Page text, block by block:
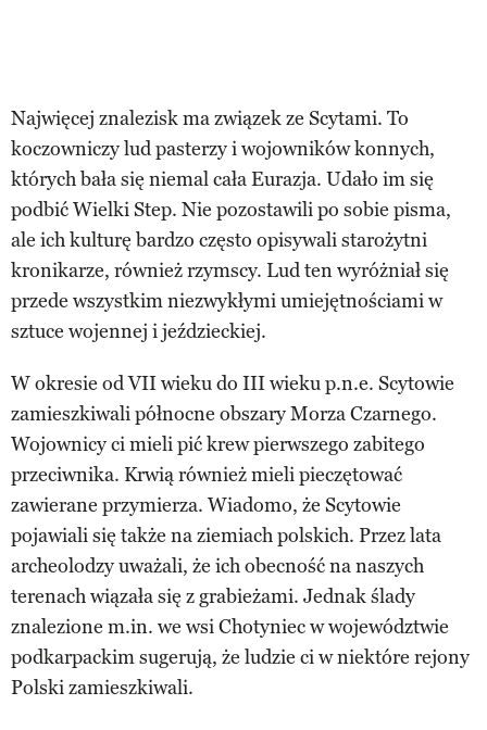
Najwięcej znalezisk ma związek ze Scytami. To
koczowniczy lud pasterzy i wojowników konnych,
których bała się niemal cała Eurazja. Udało im się
podbić Wielki Step. Nie pozostawili po sobie pisma,
ale ich kulturę bardzo często opisywali starożytni
kronikarze, również rzymscy. Lud ten wyróżniał się
przede wszystkim niezwykłymi umiejętnościami w
sztuce wojennej i jeździeckiej.
W okresie od VII wieku do III wieku p.n.e. Scytowie
zamieszkiwali północne obszary Morza Czarnego.
Wojownicy ci mieli pić krew pierwszego zabitego
przeciwnika. Krwią również mieli pieczętować
zawierane przymierza. Wiadomo, że Scytowie
pojawiali się także na ziemiach polskich. Przez lata
archeolodzy uważali, że ich obecność na naszych
terenach wiązała się z grabieżami. Jednak ślady
znalezione m.in. we wsi Chotyniec w województwie
podkarpackim sugerują, że ludzie ci w niektóre rejony
Polski zamieszkiwali.